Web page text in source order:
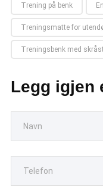
Trening på benk
Treningsmatte for
Treningsbenk med
Legg igjen